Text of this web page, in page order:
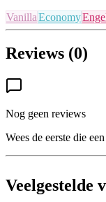
VanillaEconomy
Reviews (0)
Nog geen reviews
Wees de eerste die
Veelgestelde